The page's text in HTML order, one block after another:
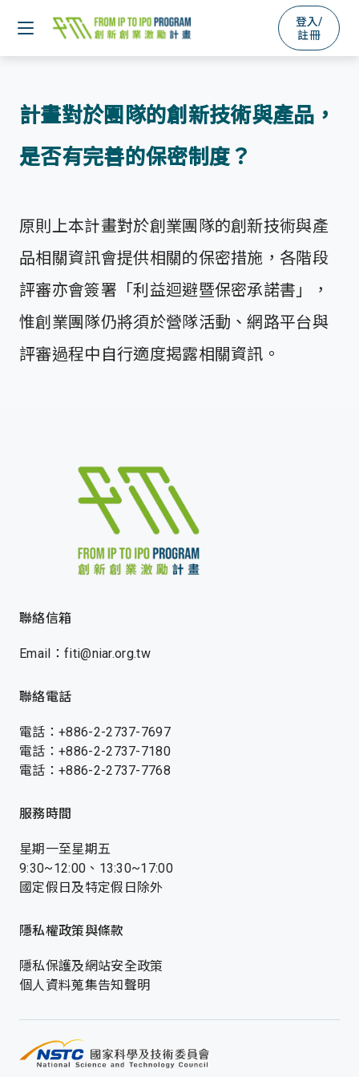
登入/
註冊
計畫對於團隊的創新技術與產品，
是否有完善的保密制度？
原則上本計畫對於創業團隊的創新技術與產
品相關資訊會提供相關的保密措施，各階段
評審亦會簽署「利益迴避暨保密承諾書」，
惟創業團隊仍將須於營隊活動、網路平台與
評審過程中自行適度揭露相關資訊。
聯絡信箱
Email：fiti@niar.org.tw
聯絡電話
電話：+886-2-2737-7697
電話：+886-2-2737-7180
電話：+886-2-2737-7768
服務時間
星期一至星期五
9:30~12:00、13:30~17:00
國定假日及特定假日除外
隱私權政策與條款
隱私保護及網站安全政策
個人資料蒐集告知聲明